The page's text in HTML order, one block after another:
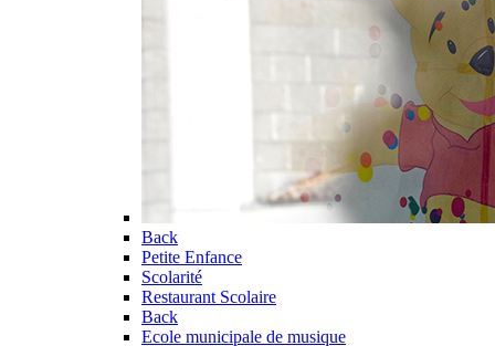
Back
Petite Enfance
Scolarité
Restaurant Scolaire
Back
Ecole municipale de musique